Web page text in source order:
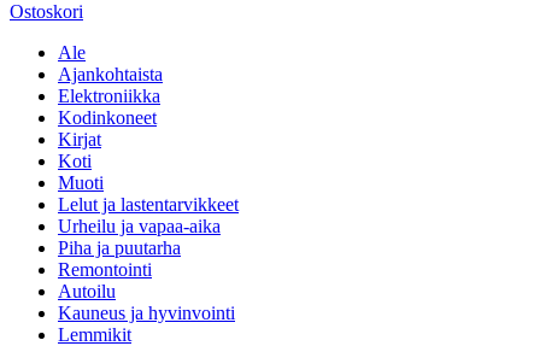
Ostoskori
Ale
Ajankohtaista
Elektroniikka
Kodinkoneet
Kirjat
Koti
Muoti
Lelut ja lastentarvikkeet
Urheilu ja vapaa-aika
Piha ja puutarha
Remontointi
Autoilu
Kauneus ja hyvinvointi
Lemmikit